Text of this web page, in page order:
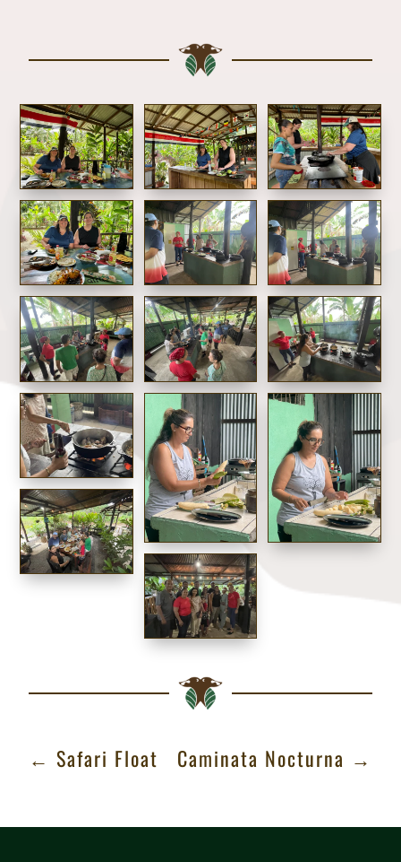
← Safari Float Caminata Nocturna →